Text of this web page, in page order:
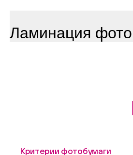
Ламинация
Критерии фотобумаги